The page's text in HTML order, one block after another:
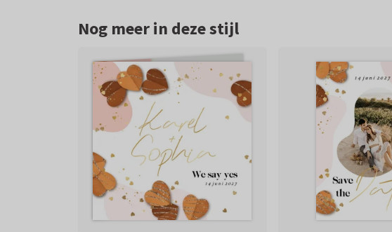
Nog meer in deze stijl